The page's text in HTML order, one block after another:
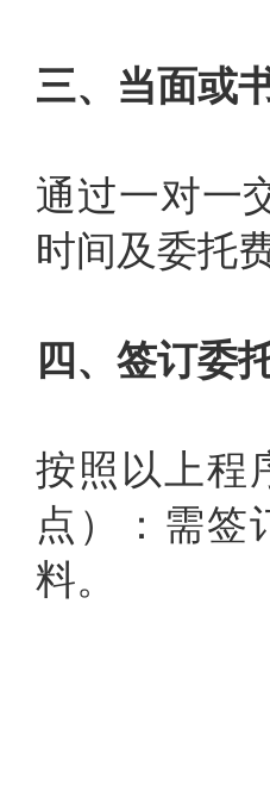
三、当面或
通过一对一
时间及委托
四、签订委
按照以上程
点）：需签
料。